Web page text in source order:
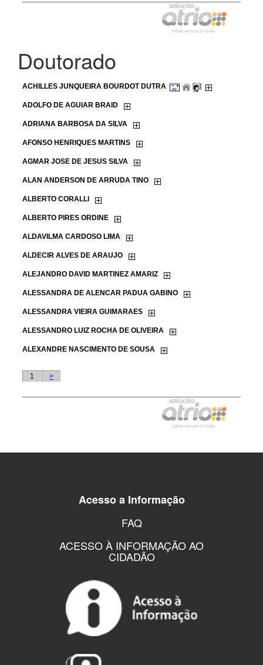
Doutorado
Acesso a Informação
FAQ
ACESSO À INFORMAÇÃO AO
CIDADÃO